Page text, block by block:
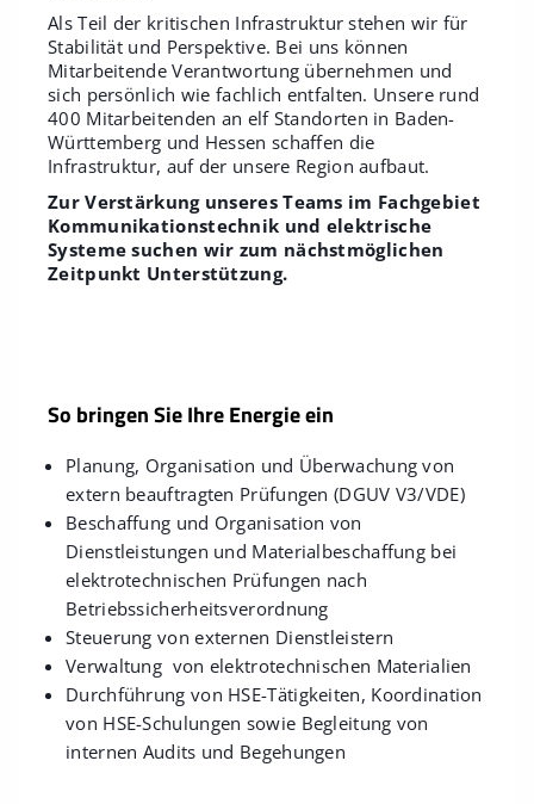
Als Teil der kritischen Infrastruktur stehen wir für
Stabilität und Perspektive. Bei uns können
Mitarbeitende Verantwortung übernehmen und
sich persönlich wie fachlich entfalten. Unsere rund
400 Mitarbeitenden an elf Standorten in Baden-
Württemberg und Hessen schaffen die
Infrastruktur, auf der unsere Region aufbaut.
Zur Verstärkung unseres Teams im Fachgebiet
Kommunikationstechnik und elektrische
Systeme suchen wir zum nächstmöglichen
Zeitpunkt Unterstützung.
So bringen Sie Ihre Energie ein
Planung, Organisation und Überwachung von
extern beauftragten Prüfungen (DGUV V3/VDE)
Beschaffung und Organisation von
Dienstleistungen und Materialbeschaffung bei
elektrotechnischen Prüfungen nach
Betriebssicherheitsverordnung
Steuerung von externen Dienstleistern
Verwaltung von elektrotechnischen Materialien
Durchführung von HSE-Tätigkeiten, Koordination
von HSE-Schulungen sowie Begleitung von
internen Audits und Begehungen